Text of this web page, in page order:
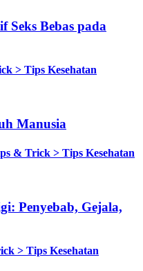
Seks Bebas pada
> Tips Kesehatan
Manusia
& Trick > Tips Kesehatan
Penyebab, Gejala,
> Tips Kesehatan